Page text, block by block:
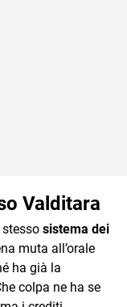
Valditara
sistema dei
muta all’orale
ha già la
colpa ne ha se